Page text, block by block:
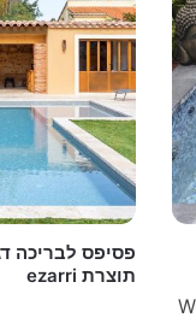
תוצרת ezarri